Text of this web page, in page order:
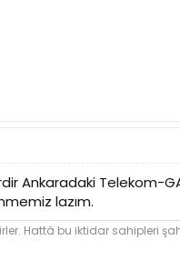
Ankaradaki Telekom-
lazım.
Hattâ bu iktidar sahipleri